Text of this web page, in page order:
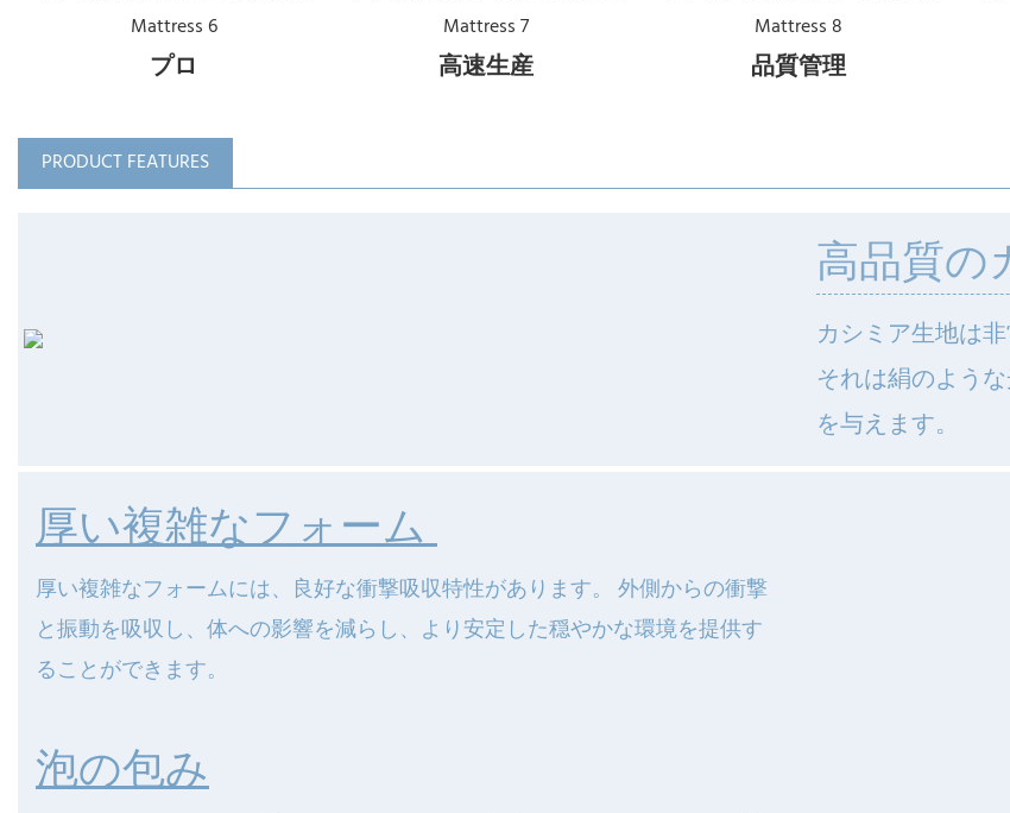
プロ 高速生産 品質管理
PRODUCT FEATURES
高品質の
カシミア生地は
それは絹のよう
を与えます。
厚い複雑なフォーム
厚い複雑なフォームには、良好な衝撃吸収特性があります。 外側からの衝撃
と振動を吸収し、体への影響を減らし、より安定した穏やかな環境を提供す
ることができます。
泡の包み